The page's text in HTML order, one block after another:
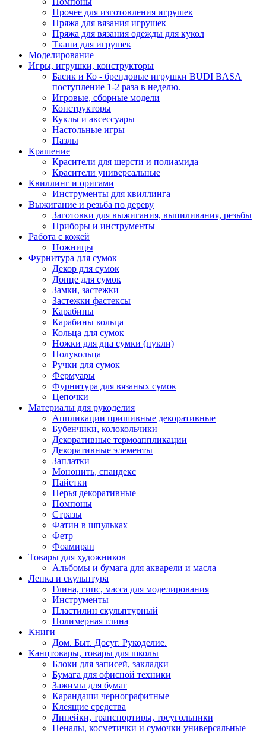
Прочее для изготовления игрушек
Пряжа для вязания игрушек
Пряжа для вязания одежды для кукол
Ткани для игрушек
Моделирование
Игры, игрушки, конструкторы
Басик и Ко - брендовые игрушки BUDI BASA
поступление 1-2 раза в неделю.
Игровые, сборные модели
Конструкторы
Куклы и аксессуары
Настольные игры
Пазлы
Крашение
Красители для шерсти и полиамида
Красители универсальные
Квиллинг и оригами
Инструменты для квиллинга
Выжигание и резьба по дереву
Заготовки для выжигания, выпиливания, резьбы
Приборы и инструменты
Работа с кожей
Ножницы
Фурнитура для сумок
Декор для сумок
Донце для сумок
Замки, застежки
Застежки фастексы
Карабины
Карабины кольца
Кольца для сумок
Ножки для дна сумки (пукли)
Полукольца
Ручки для сумок
Фермуары
Фурнитура для вязаных сумок
Цепочки
Материалы для рукоделия
Аппликации пришивные декоративные
Бубенчики, колокольчики
Декоративные термоаппликации
Декоративные элементы
Заплатки
Мононить, спандекс
Пайетки
Перья декоративные
Помпоны
Стразы
Фатин в шпульках
Фетр
Фоамиран
Товары для художников
Альбомы и бумага для акварели и масла
Лепка и скульптура
Глина, гипс, масса для моделирования
Инструменты
Пластилин скульптурный
Полимерная глина
Книги
Дом. Быт. Досуг. Рукоделие.
Канцтовары, товары для школы
Блоки для записей, закладки
Бумага для офисной техники
Зажимы для бумаг
Карандаши чернографитные
Клеящие средства
Линейки, транспортиры, треугольники
Пеналы, косметички и сумочки универсальные